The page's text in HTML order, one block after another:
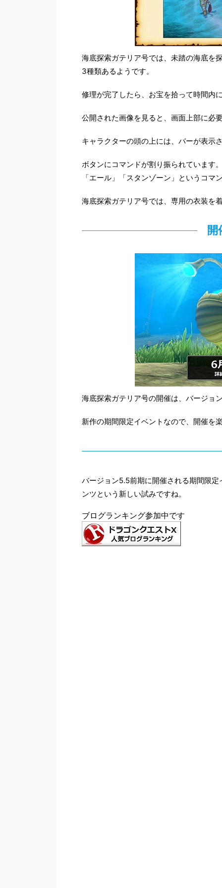
海底探索ガテリア号では、未踏の海底を
3種類あるようです。
修理が完了したら、お宝を拾って時間内
公開された画像を見ると、画面上部に必
キャラクターの頭の上には、バーが表示
ボタンにコマンドが割り振られています
「エール」「スタンゾーン」というコマ
海底探索ガテリア号では、専用の衣装を
開
海底探索ガテリア号の開催は、バージョ
新作の期間限定イベントなので、開催を
バージョン5.5前期に開催される期間限
ンツという新しい試みですね。
ブログランキング参加中です